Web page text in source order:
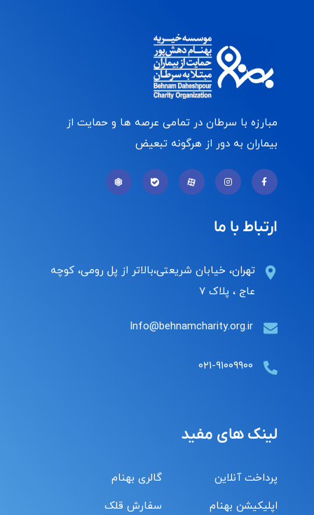
مبارزه با سرطان در تمامی عرصه ها و حمایت از
بیماران به دور از هرگونه تبعیض
ارتباط با ما
تهران، خیابان شریعتی،بالاتر از پل رومی، کوچه
عاج ، پلاک ۷
Info@behnamcharity.org.ir
۰۲۱-۹۱۰۰۹۹۰۰
لینک های مفید
پرداخت آنلاین
اپلیکیشن بهنام
گالری بهنام
سفارش قلک